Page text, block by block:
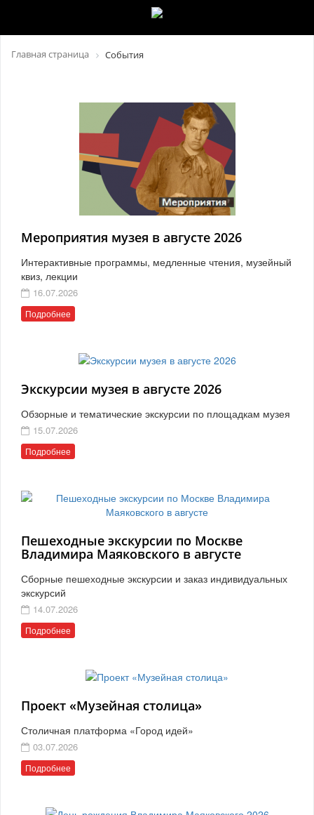
Главная страница События
Мероприятия музея в августе 2026
Интерактивные программы, медленные чтения, музейный
квиз, лекции
16.07.2026
Подробнее
Экскурсии музея в августе 2026
Обзорные и тематические экскурсии по площадкам музея
15.07.2026
Подробнее
Пешеходные экскурсии по Москве
Владимира Маяковского в августе
Сборные пешеходные экскурсии и заказ индивидуальных
экскурсий
14.07.2026
Подробнее
Проект «Музейная столица»
Столичная платформа «Город идей»
03.07.2026
Подробнее